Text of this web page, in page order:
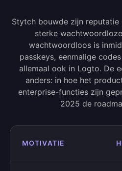
Stytch bouwde zijn reputatie
sterke
wachtwoordloos is
passkeys, eenmalige
allemaal ook in Logto. De
anders: in hoe het
enterprise-functies zijn
2025 de
MOTIVATIE